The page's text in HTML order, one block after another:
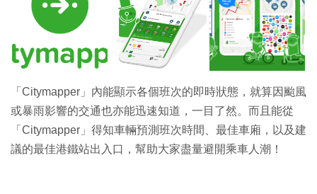
「Citymapper」內能顯示各個班次的即時狀態，就算因颱風
或暴雨影響的交通也亦能迅速知道，一目了然。而且能從
「Citymapper」得知車輛預測班次時間、最佳車廂，以及建
議的最佳港鐵站出入口，幫助大家盡量避開乘車人潮！